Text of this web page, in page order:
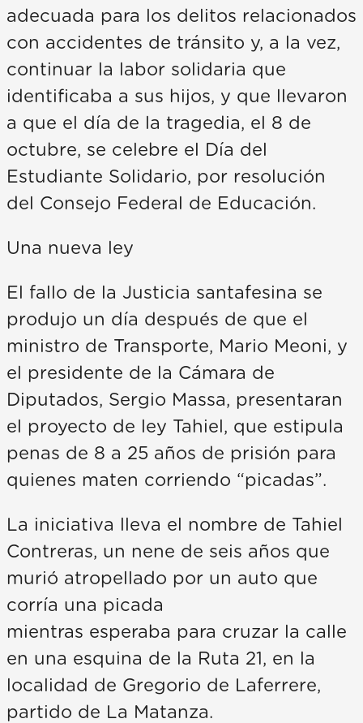
adecuada para los delitos relacionados
con accidentes de tránsito y, a la vez,
continuar la labor solidaria que
identificaba a sus hijos, y que llevaron
a que el día de la tragedia, el 8 de
octubre, se celebre el Día del
Estudiante Solidario, por resolución
del Consejo Federal de Educación.
Una nueva ley
El fallo de la Justicia santafesina se
produjo un día después de que el
ministro de Transporte, Mario Meoni, y
el presidente de la Cámara de
Diputados, Sergio Massa, presentaran
el proyecto de ley Tahiel, que estipula
penas de 8 a 25 años de prisión para
quienes maten corriendo “picadas”.
La iniciativa lleva el nombre de Tahiel
Contreras, un nene de seis años que
murió atropellado por un auto que
corría una picada
mientras esperaba para cruzar la calle
en una esquina de la Ruta 21, en la
localidad de Gregorio de Laferrere,
partido de La Matanza.